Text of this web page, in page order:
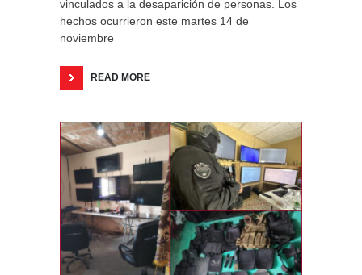
vinculados a la desaparición de personas. Los
hechos ocurrieron este martes 14 de
noviembre
READ MORE